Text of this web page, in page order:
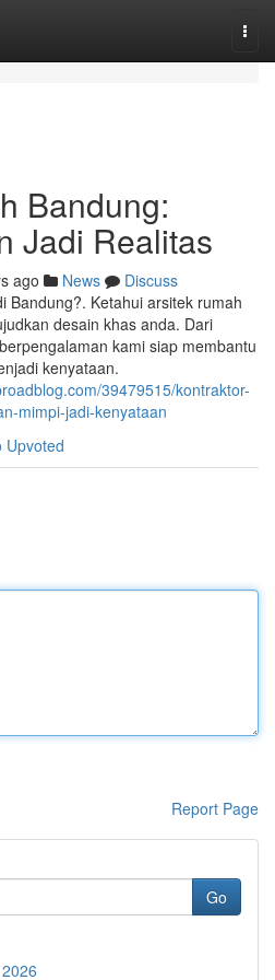
Bandung:
Jadi Realitas
ago News
Discuss
Bandung?. Ketahui arsitek rumah
desain khas anda. Dari
kami siap membantu
kenyataan.
39479515/kontraktor-
mimpi-jadi-kenyataan
Upvoted
Report Page
Go